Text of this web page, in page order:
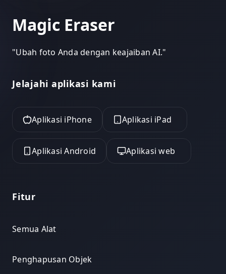
Magic Eraser
"Ubah foto Anda dengan keajaiban AI."
Jelajahi aplikasi kami
Aplikasi iPhone Aplikasi iPad
Aplikasi Android Aplikasi web
Fitur
Semua Alat
Penghapusan Objek